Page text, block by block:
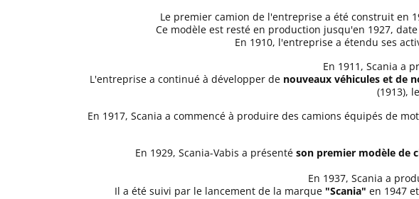
Le premier camion de l'entreprise a été construit en
Ce modèle est resté en production jusqu'en 1927,
En 1910, l'entreprise a étendu ses
En 1911, Scania a
L'entreprise a continué à développer de nouveaux véhicules et de
(1913), le
En 1917, Scania a commencé à produire des camions équipés de
En 1929, Scania-Vabis a présenté son premier modèle de
En 1937, Scania a
Il a été suivi par le lancement de la marque "Scania" en 1947